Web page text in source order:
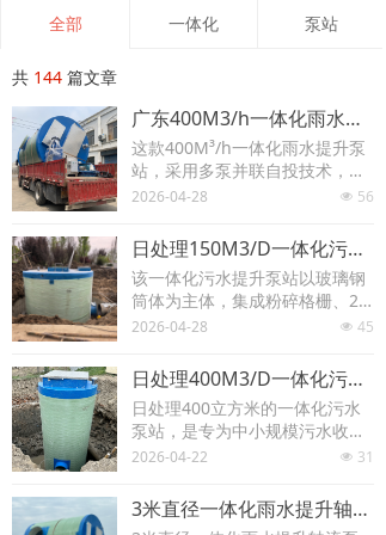
全部 一体化 泵站
共 144 篇文章
广东400M3/h一体化雨水提升泵站
这款400M³/h一体化雨水提升泵
站，采用多泵并联自投技术，可
根据雨情智能启停水泵，单泵低
拉满。地埋式设计不占空间，集
成格栅过滤与远程监控系统，安
装便捷，适配市政、社区等区域
的雨水排放与内涝治理需求。
넶 56
2026-04-28
日处理150M3/D一体化污水泵站
该一体化污水提升泵站以玻璃钢
筒体为主体，集成粉碎格栅、2
台潜污泵、304不锈钢管路与智
h，扬程按需定制，电机防护等
级IPX8，内置过热、渗漏保护。
控制柜采用PLC系统，支持自动/
手动切换、液位联动启停、远程
监控，配备UPS电源与故障报警
景。
넶 45
2026-04-28
日处理400M3/D一体化污水泵站
日处理400立方米的一体化污水
泵站，是专为中小规模污水收集
与输送场景打造的高效集成化装
装的优势，成为传统混凝土泵站
的理想替代方案。
넶 31
2026-04-22
3米直径一体化雨水提升轴流泵站